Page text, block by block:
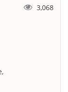
3,068